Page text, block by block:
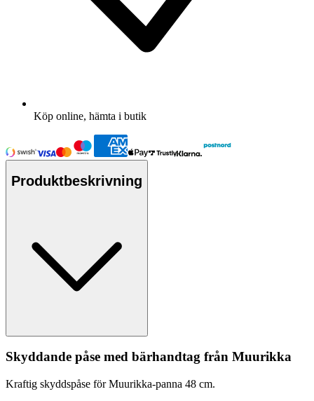
Köp online, hämta i butik
Produktbeskrivning
Skyddande påse med bärhandtag från Muurikka
Kraftig skyddspåse för Muurikka-panna 48 cm.